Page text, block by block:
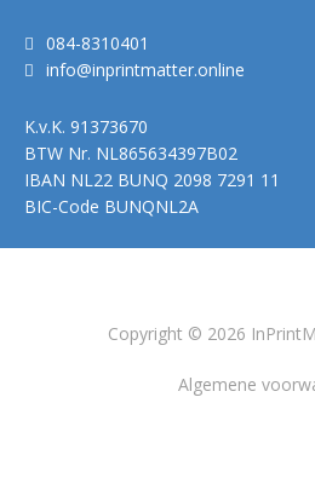
084-8310401
info@inprintmatter.online
K.v.K. 91373670
BTW Nr. NL865634397B02
IBAN NL22 BUNQ 2098 7291 11
BIC-Code BUNQNL2A
Copyright © 2026
Algemene